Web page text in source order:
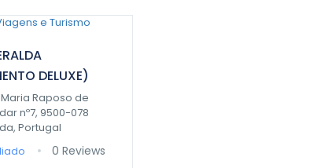
DELUXE)
Raposo de
nº7, 9500-078
Portugal
0 Reviews